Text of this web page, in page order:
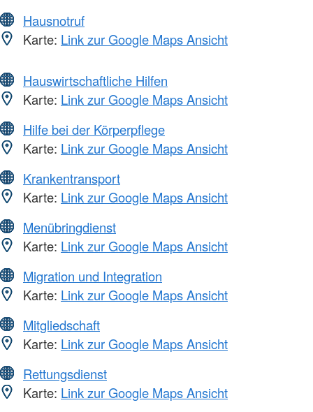
Hausnotruf
Karte: Link zur Google Maps Ansicht
Hauswirtschaftliche Hilfen
Karte: Link zur Google Maps Ansicht
Hilfe bei der Körperpflege
Karte: Link zur Google Maps Ansicht
Krankentransport
Karte: Link zur Google Maps Ansicht
Menübringdienst
Karte: Link zur Google Maps Ansicht
Migration und Integration
Karte: Link zur Google Maps Ansicht
Mitgliedschaft
Karte: Link zur Google Maps Ansicht
Rettungsdienst
Karte: Link zur Google Maps Ansicht